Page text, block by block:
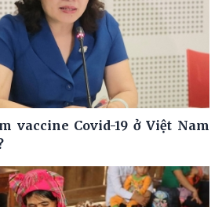
vaccine Covid-19 ở Việt Nam